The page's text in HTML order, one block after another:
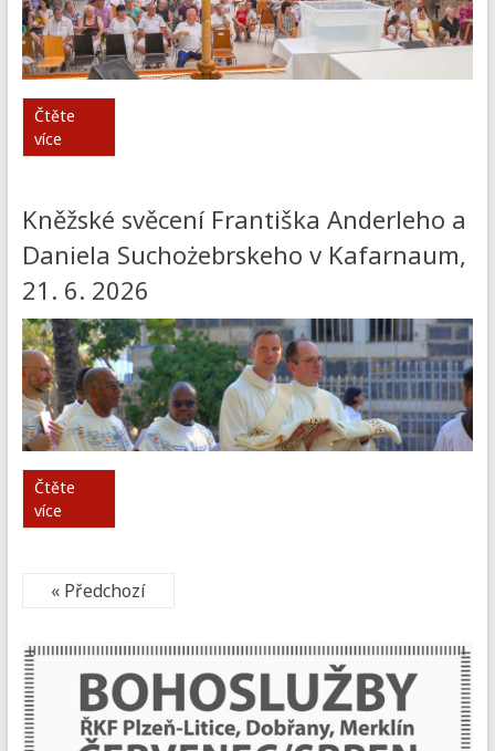
Čtěte
více
Kněžské svěcení Františka Anderleho a
Daniela Suchożebrskeho v Kafarnaum,
21. 6. 2026
Čtěte
více
« Předchozí